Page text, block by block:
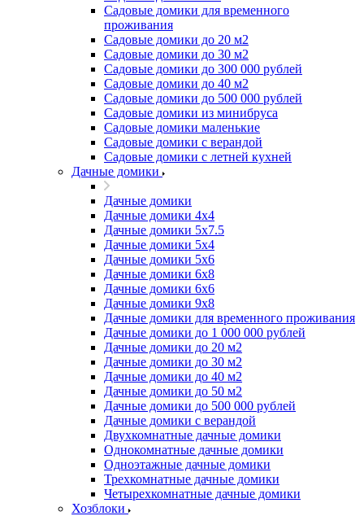
Садовые домики для временного
проживания
Садовые домики до 20 м2
Садовые домики до 30 м2
Садовые домики до 300 000 рублей
Садовые домики до 40 м2
Садовые домики до 500 000 рублей
Садовые домики из минибруса
Садовые домики маленькие
Садовые домики с верандой
Садовые домики с летней кухней
Дачные домики
Дачные домики
Дачные домики 4х4
Дачные домики 5x7.5
Дачные домики 5х4
Дачные домики 5х6
Дачные домики 6x8
Дачные домики 6х6
Дачные домики 9x8
Дачные домики для временного проживания
Дачные домики до 1 000 000 рублей
Дачные домики до 20 м2
Дачные домики до 30 м2
Дачные домики до 40 м2
Дачные домики до 50 м2
Дачные домики до 500 000 рублей
Дачные домики с верандой
Двухкомнатные дачные домики
Однокомнатные дачные домики
Одноэтажные дачные домики
Трехкомнатные дачные домики
Четырехкомнатные дачные домики
Хозблоки